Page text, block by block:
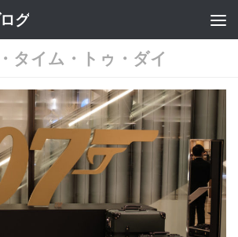
ップ
グ
タイム・トゥ・ダイ